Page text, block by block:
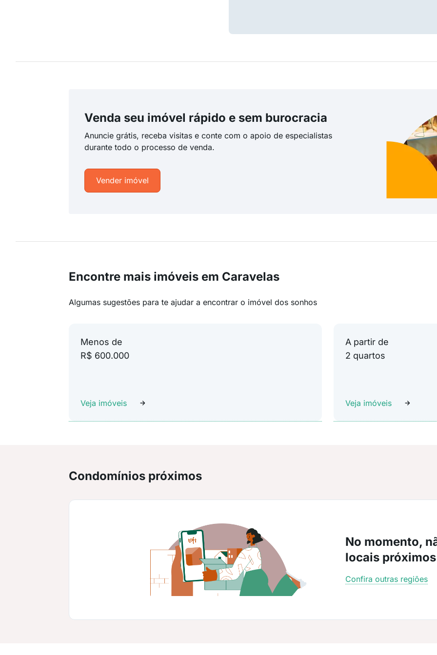
Venda seu imóvel rápido e sem burocracia
Anuncie grátis, receba visitas e conte com o apoio de especialistas
durante todo o processo de venda.
Vender imóvel
Encontre mais imóveis em Caravelas
Algumas sugestões para te ajudar a encontrar o imóvel dos sonhos
Menos de
R$ 600.000
Veja imóveis
A partir de
2 quartos
Veja imóveis
Condomínios próximos
No momento,
locais
Confira outras regiões